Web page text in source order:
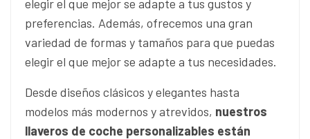
elegir el que mejor se adapte a tus gustos y
preferencias. Además, ofrecemos una gran
variedad de formas y tamaños para que puedas
elegir el que mejor se adapte a tus necesidades.
Desde diseños clásicos y elegantes hasta
modelos más modernos y atrevidos, nuestros
llaveros de coche personalizables están